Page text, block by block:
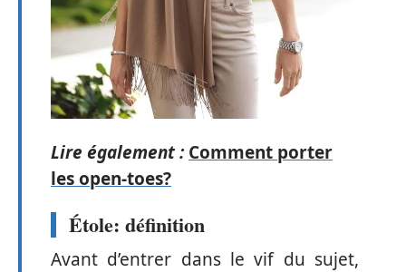
Lire également : Comment porter
les open-toes?
Étole: définition
Avant d’entrer dans le vif du sujet,